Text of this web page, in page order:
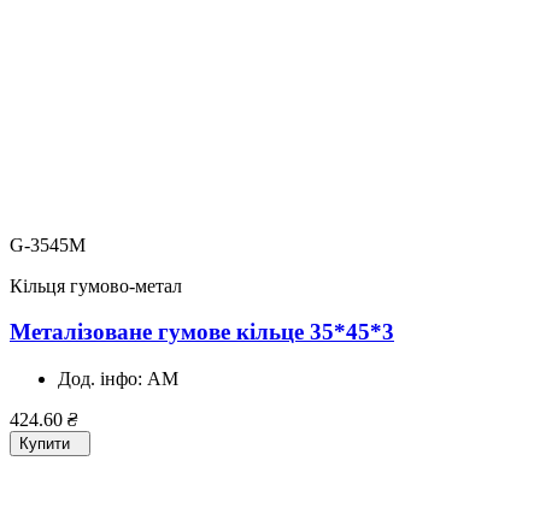
G-3545M
Кільця гумово-метал
Металізоване гумове кільце 35*45*3
Дод. інфо: AM
424.60 ₴
Купити